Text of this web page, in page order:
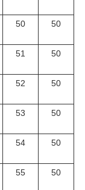
50 50
51 50
52 50
53 50
54 50
55 50